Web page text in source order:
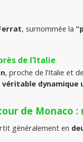
, surnommée la
de l’Italie
véritable dynamique
de Monaco
généralement en